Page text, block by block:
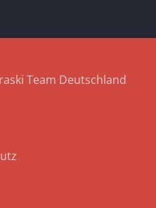
Team Deutschland